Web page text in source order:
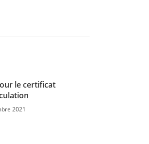
le certificat
2021